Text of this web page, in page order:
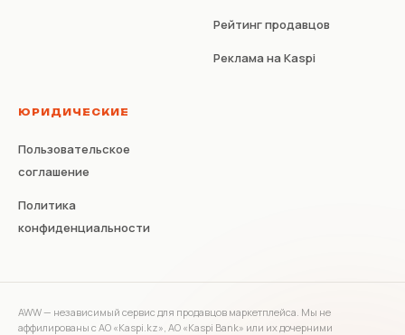
Рейтинг продавцов
Реклама на Kaspi
ЮРИДИЧЕСКИЕ
Пользовательское
соглашение
Политика
конфиденциальности
AWW — независимый сервис для продавцов маркетплейса. Мы не
аффилированы с АО «Kaspi.kz», АО «Kaspi Bank» или их дочерними